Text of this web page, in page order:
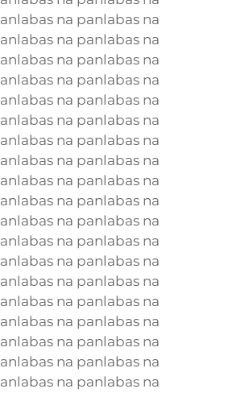
na panlabas na
na panlabas na
na panlabas na
na panlabas na
na panlabas na
na panlabas na
na panlabas na
na panlabas na
na panlabas na
na panlabas na
na panlabas na
na panlabas na
na panlabas na
na panlabas na
na panlabas na
na panlabas na
na panlabas na
na panlabas na
na panlabas na